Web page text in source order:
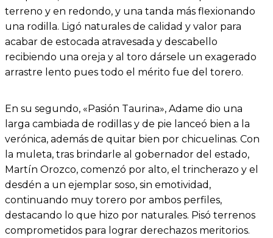
terreno y en redondo, y una tanda más flexionando
una rodilla. Ligó naturales de calidad y valor para
acabar de estocada atravesada y descabello
recibiendo una oreja y al toro dársele un exagerado
arrastre lento pues todo el mérito fue del torero.
En su segundo, «Pasión Taurina», Adame dio una
larga cambiada de rodillas y de pie lanceó bien a la
verónica, además de quitar bien por chicuelinas. Con
la muleta, tras brindarle al gobernador del estado,
Martín Orozco, comenzó por alto, el trincherazo y el
desdén a un ejemplar soso, sin emotividad,
continuando muy torero por ambos perfiles,
destacando lo que hizo por naturales. Pisó terrenos
comprometidos para lograr derechazos meritorios.